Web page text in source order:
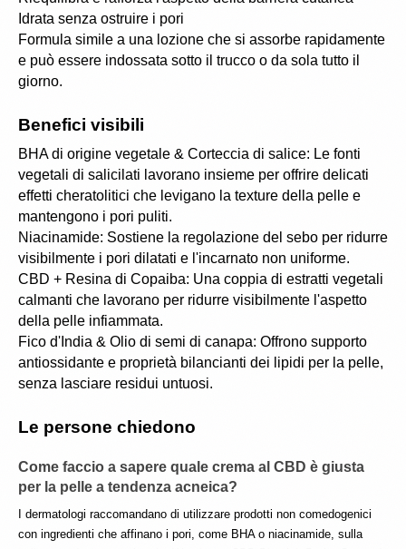
Idrata senza ostruire i pori
Formula simile a una lozione che si assorbe rapidamente
e può essere indossata sotto il trucco o da sola tutto il
giorno.
Benefici visibili
BHA di origine vegetale & Corteccia di salice: Le fonti
vegetali di salicilati lavorano insieme per offrire delicati
effetti cheratolitici che levigano la texture della pelle e
mantengono i pori puliti.
Niacinamide: Sostiene la regolazione del sebo per ridurre
visibilmente i pori dilatati e l'incarnato non uniforme.
CBD + Resina di Copaiba: Una coppia di estratti vegetali
calmanti che lavorano per ridurre visibilmente l'aspetto
della pelle infiammata.
Fico d'India & Olio di semi di canapa: Offrono supporto
antiossidante e proprietà bilancianti dei lipidi per la pelle,
senza lasciare residui untuosi.
Le persone chiedono
Come faccio a sapere quale crema al CBD è giusta
per la pelle a tendenza acneica?
I dermatologi raccomandano di utilizzare prodotti non comedogenici
con ingredienti che affinano i pori, come BHA o niacinamide, sulla